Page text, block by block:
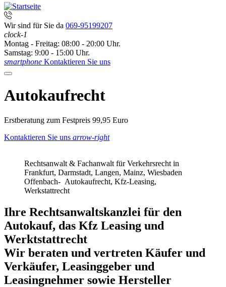
Wir sind für Sie da 069-95199207
clock-1
Montag - Freitag: 08:00 - 20:00 Uhr.
Samstag: 9:00 - 15:00 Uhr.
smartphone Kontaktieren Sie uns
Autokaufrecht
Erstberatung zum Festpreis 99,95 Euro
Kontaktieren Sie uns arrow-right
Rechtsanwalt & Fachanwalt für Verkehrsrecht in
Frankfurt, Darmstadt, Langen, Mainz, Wiesbaden
Offenbach- Autokaufrecht, Kfz-Leasing,
Werkstattrecht
Ihre Rechtsanwaltskanzlei für den
Autokauf, das Kfz Leasing und
Werktstattrecht
Wir beraten und vertreten Käufer und
Verkäufer, Leasinggeber und
Leasingnehmer sowie Hersteller